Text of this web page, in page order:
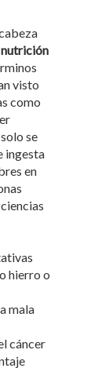
visto
como
se
ingesta
en
hierro o
mala
cáncer